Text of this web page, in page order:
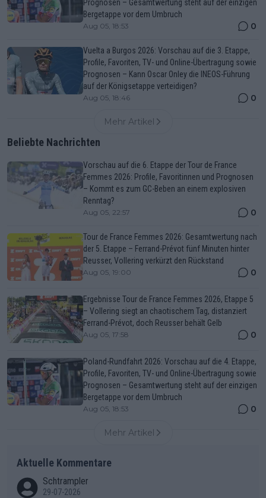
Prognosen – Gesamtwertung steht auf der einzigen
Bergetappe vor dem Umbruch
Aug 05, 18:53 0
Vuelta a Burgos 2026: Vorschau auf die 3. Etappe,
Profile, Favoriten, TV- und Online-Übertragung sowie
Prognosen – Kann Oscar Onley die INEOS-Führung
auf der Königsetappe verteidigen?
Aug 05, 18:46 0
Mehr Artikel
Beliebte Nachrichten
Vorschau auf die 6. Etappe der Tour de France
Femmes 2026: Profile, Favoritinnen und Prognosen
– Kommt es zum GC-Beben an einem explosiven
Renntag?
Aug 05, 22:57 0
Tour de France Femmes 2026: Gesamtwertung nach
der 5. Etappe – Ferrand-Prévot fünf Minuten hinter
Reusser, Vollering verkürzt den Rückstand
Aug 05, 19:00 0
Ergebnisse Tour de France Femmes 2026, Etappe 5
– Vollering siegt an chaotischem Tag, distanziert
Ferrand-Prévot, doch Reusser behält Gelb
Aug 05, 17:58 0
Poland-Rundfahrt 2026: Vorschau auf die 4. Etappe,
Profile, Favoriten, TV- und Online-Übertragung sowie
Prognosen – Gesamtwertung steht auf der einzigen
Bergetappe vor dem Umbruch
Aug 05, 18:53 0
Mehr Artikel
Aktuelle Kommentare
Schtrampler
29-07-2026